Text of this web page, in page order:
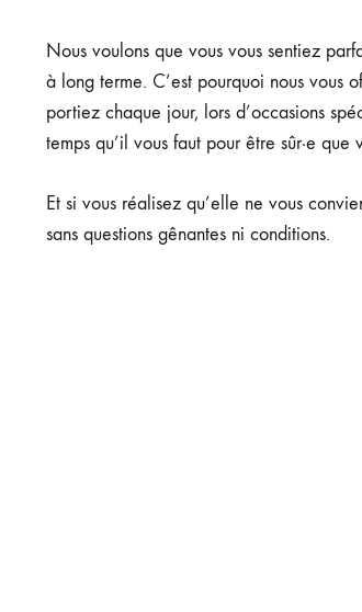
Nous voulons que vous vous sentiez
à long terme. C’est pourquoi nous vous
portiez chaque jour, lors d’occasions
temps qu’il vous faut pour être sûr·e
Et si vous réalisez qu’elle ne vous
sans questions gênantes ni conditions.